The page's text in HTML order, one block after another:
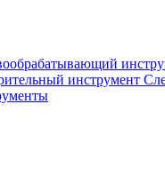
инструмент